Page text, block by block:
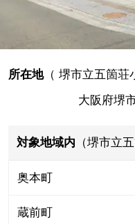
所在地（ 堺市立五箇荘
大阪府堺
対象地域内 （堺市立
奥本町
蔵前町